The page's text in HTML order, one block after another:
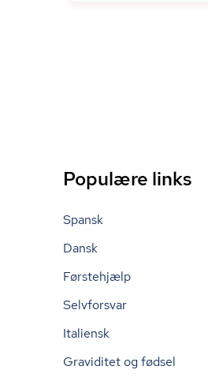
Populære links
Spansk
Dansk
Førstehjælp
Selvforsvar
Italiensk
Graviditet og fødsel